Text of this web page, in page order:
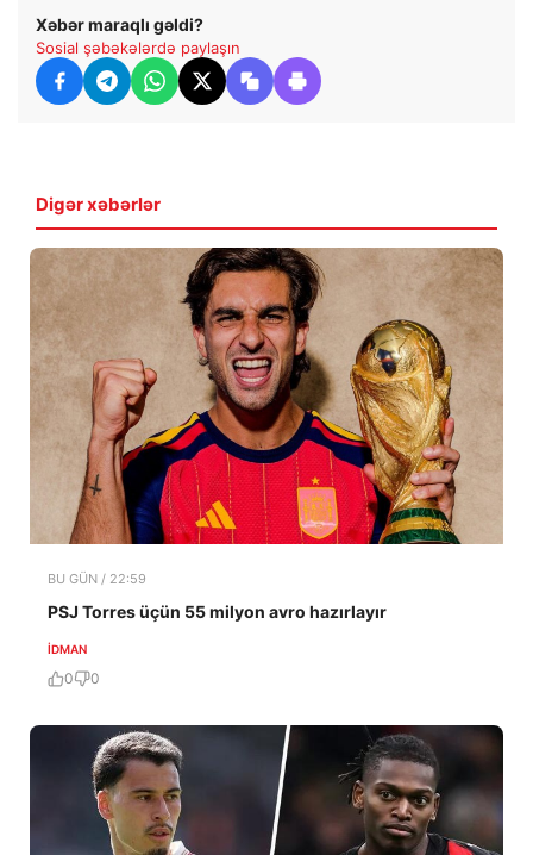
Xəbər maraqlı gəldi?
Sosial şəbəkələrdə paylaşın
Digər xəbərlər
BU GÜN / 22:59
PSJ Torres üçün 55 milyon avro hazırlayır
İDMAN
0 0